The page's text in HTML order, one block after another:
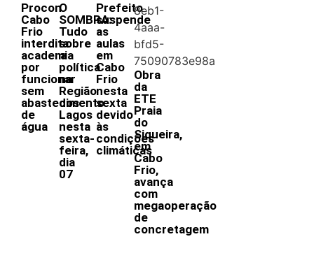
Procon
Cabo
Frio
interdita
academia
por
funcionar
sem
abastecimento
de
água
O
SOMBRA:
Tudo
sobre
a
política
na
Região
dos
Lagos
nesta
sexta-
feira,
dia
07
Prefeito
suspende
as
aulas
em
Cabo
Frio
nesta
sexta
devido
às
condições
climáticas
Obra
da
ETE
Praia
do
Siqueira,
em
Cabo
Frio,
avança
com
megaoperação
de
concretagem